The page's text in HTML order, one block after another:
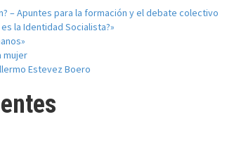
– Apuntes para la formación y el debate colectivo
la Identidad Socialista?»
mujer
Estevez Boero